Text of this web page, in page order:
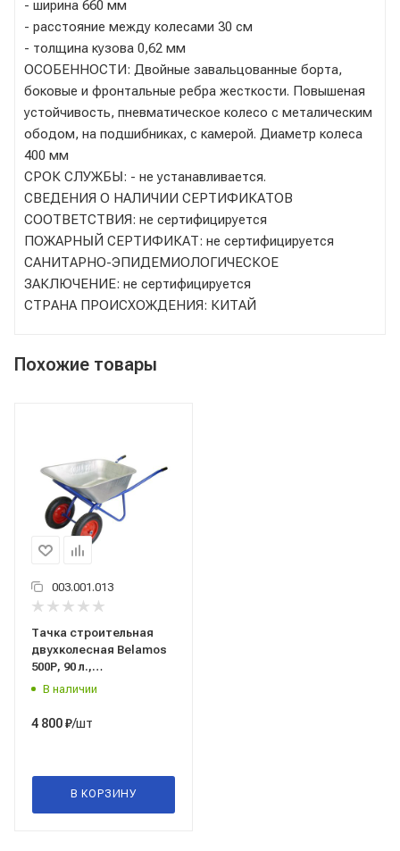
- ширина 660 мм
- расстояние между колесами 30 см
- толщина кузова 0,62 мм
ОСОБЕННОСТИ: Двойные завальцованные борта,
боковые и фронтальные ребра жесткости. Повышеная
устойчивость, пневматическое колесо с металическим
ободом, на подшибниках, с камерой. Диаметр колеса
400 мм
СРОК СЛУЖБЫ: - не устанавливается.
СВЕДЕНИЯ О НАЛИЧИИ СЕРТИФИКАТОВ
СООТВЕТСТВИЯ: не сертифицируется
ПОЖАРНЫЙ СЕРТИФИКАТ: не сертифицируется
САНИТАРНО-ЭПИДЕМИОЛОГИЧЕСКОЕ
ЗАКЛЮЧЕНИЕ: не сертифицируется
СТРАНА ПРОИСХОЖДЕНИЯ: КИТАЙ
Похожие товары
003.001.013
Тачка строительная
двухколесная Belamos
500Р, 90 л.,
оцинкованная сталь
В наличии
4 800₽/шт
В КОРЗИНУ